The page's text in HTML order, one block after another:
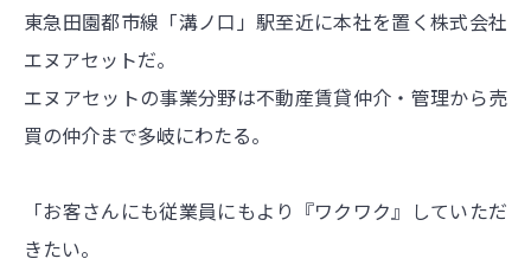
東急田園都市線「溝ノ口」駅至近に本社を置く株式会社
エヌアセットだ。
エヌアセットの事業分野は不動産賃貸仲介・管理から売
買の仲介まで多岐にわたる。
「お客さんにも従業員にもより『ワクワク』していただ
きたい。